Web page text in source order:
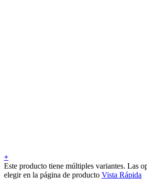
+
Este producto tiene múltiples variantes. Las
elegir en la página de producto Vista Rápida